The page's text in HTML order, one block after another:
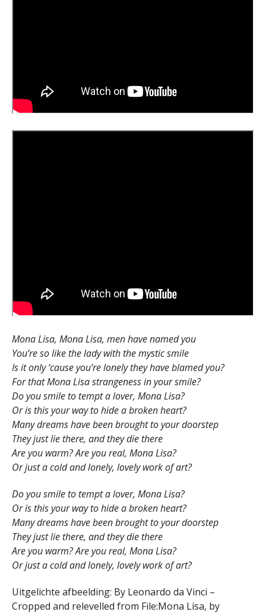
Mona Lisa, Mona Lisa, men have named you
You’re so like the lady with the mystic smile
Is it only ‘cause you’re lonely they have blamed you?
For that Mona Lisa strangeness in your smile?
Do you smile to tempt a lover, Mona Lisa?
Or is this your way to hide a broken heart?
Many dreams have been brought to your doorstep
They just lie there, and they die there
Are you warm? Are you real, Mona Lisa?
Or just a cold and lonely, lovely work of art?
Do you smile to tempt a lover, Mona Lisa?
Or is this your way to hide a broken heart?
Many dreams have been brought to your doorstep
They just lie there, and they die there
Are you warm? Are you real, Mona Lisa?
Or just a cold and lonely, lovely work of art?
Uitgelichte afbeelding: By Leonardo da Vinci –
Cropped and relevelled from File:Mona Lisa, by